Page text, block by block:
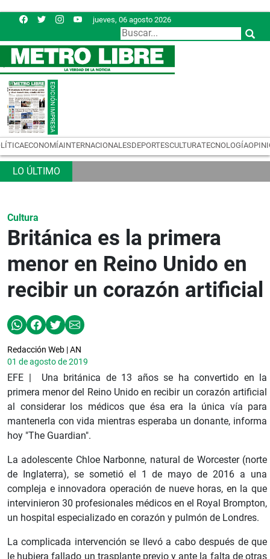
jueves, 06 agosto 2026
ECONOMÍAINTERNACIONALESDEPORTESCULTURATECNOLOGÍA
Cultura
Británica es la primera
menor en Reino Unido en
recibir un corazón artificial
Redacción Web | AN
01 de agosto de 2019
EFE | Una británica de 13 años se ha convertido en la
primera menor del Reino Unido en recibir un corazón artificial
al considerar los médicos que ésa era la única vía para
mantenerla con vida mientras esperaba un donante, informa
hoy "The Guardian".
La adolescente Chloe Narbonne, natural de Worcester (norte
de Inglaterra), se sometió el 1 de mayo de 2016 a una
compleja e innovadora operación de nueve horas, en la que
intervinieron 30 profesionales médicos en el Royal Brompton,
un hospital especializado en corazón y pulmón de Londres.
La complicada intervención se llevó a cabo después de que
le hubiera fallado un trasplante previo y ante la falta de otras